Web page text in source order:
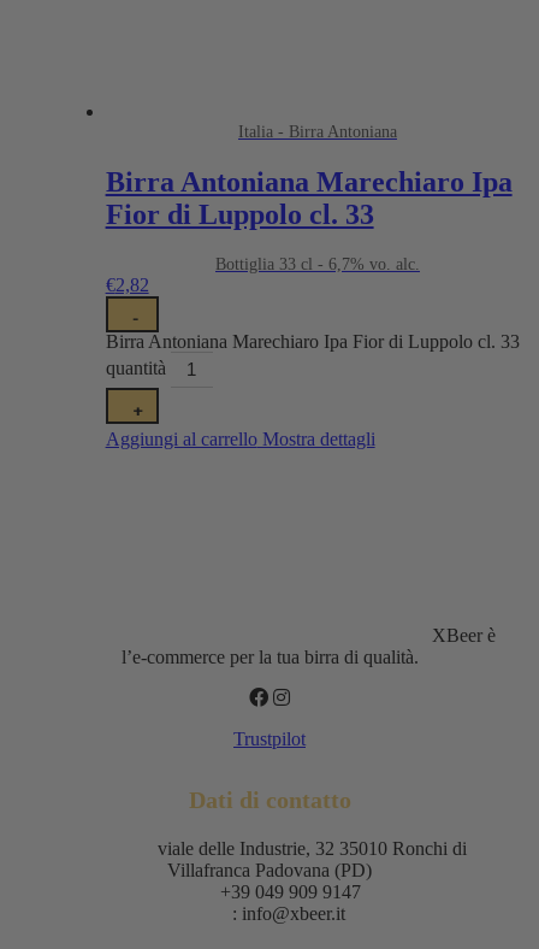
Italia - Birra Antoniana
Birra Antoniana Marechiaro Ipa
Fior di Luppolo cl. 33
Bottiglia 33 cl - 6,7% vo. alc.
€2,82
-
Birra Antoniana Marechiaro Ipa Fior di Luppolo cl. 33
quantità
+
Aggiungi al carrelloMostra dettagli
XBeer è
l’e-commerce per la tua birra di qualità.
Trustpilot
Dati di contatto
viale delle Industrie, 32 35010 Ronchi di
Villafranca Padovana (PD)
+39 049 909 9147
: info@xbeer.it